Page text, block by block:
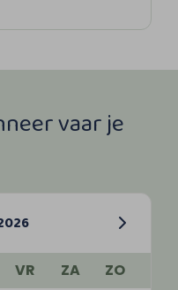
vaar je
VR ZA
ZO